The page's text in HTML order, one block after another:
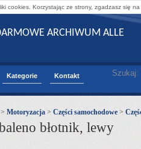
cookies. Korzystając ze strony, zgadzasz się
ARCHIWUM ALLE
Kategorie Kontakt Szukaj:
> Motoryzacja > Części samochodowe >
błotnik, lewy